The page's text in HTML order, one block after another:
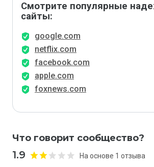
Смотрите популярные
сайты:
google.com
netflix.com
facebook.com
apple.com
foxnews.com
Что говорит сообщество?
1.9 На основе 1 отзыва